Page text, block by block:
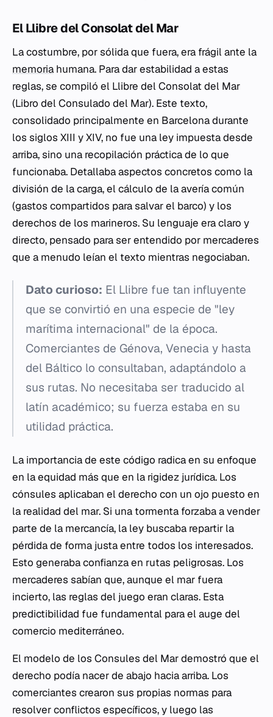
El Llibre del Consolat del Mar
La costumbre, por sólida que fuera, era frágil ante la
memoria humana. Para dar estabilidad a estas
reglas, se compiló el Llibre del Consolat del Mar
(Libro del Consulado del Mar). Este texto,
consolidado principalmente en Barcelona durante
los siglos XIII y XIV, no fue una ley impuesta desde
arriba, sino una recopilación práctica de lo que
funcionaba. Detallaba aspectos concretos como la
división de la carga, el cálculo de laavería común
(gastos compartidos para salvar el barco) y los
derechos de los marineros. Su lenguaje era claro y
directo, pensado para ser entendido por mercaderes
que a menudo leían el texto mientras negociaban.
Dato curioso: El Llibre fue tan influyente
que se convirtió en una especie de "ley
marítima internacional" de la época.
Comerciantes de Génova, Venecia y hasta
del Báltico lo consultaban, adaptándolo a
sus rutas. No necesitaba ser traducido al
latín académico; su fuerza estaba en su
utilidad práctica.
La importancia de este código radica en su enfoque
en la equidad más que en la rigidez jurídica. Los
cónsules aplicaban el derecho con un ojo puesto en
la realidad del mar. Si una tormenta forzaba a vender
parte de la mercancía, la ley buscaba repartir la
pérdida de forma justa entre todos los interesados.
Esto generaba confianza en rutas peligrosas. Los
mercaderes sabían que, aunque el mar fuera
incierto, las reglas del juego eran claras. Esta
predictibilidad fue fundamental para el auge del
comercio mediterráneo.
El modelo de los Consules del Mar demostró que el
derecho podía nacer de abajo hacia arriba. Los
comerciantes crearon sus propias normas para
resolver conflictos específicos, y luego las